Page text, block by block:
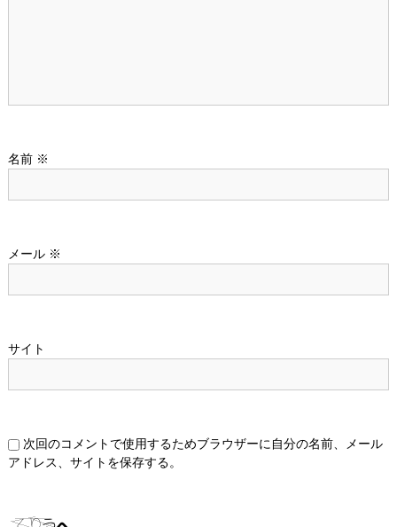
名前 ※
メール ※
サイト
次回のコメントで使用するためブラウザーに自分の名前、メール
アドレス、サイトを保存する。